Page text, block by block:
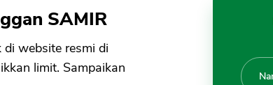
SAMIR
website resmi di
limit. Sampaikan